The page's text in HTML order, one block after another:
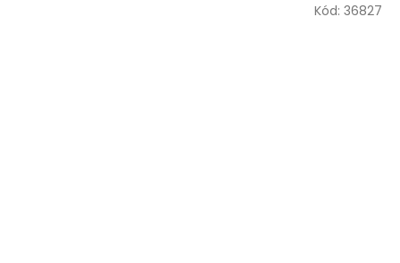
Kód: 36827